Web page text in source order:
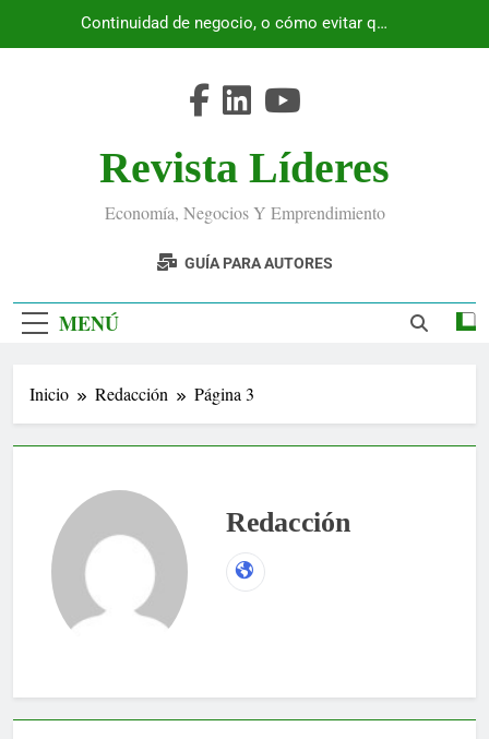
Continuidad de negocio, o cómo evitar que
Revista Líderes
Economía, Negocios Y Emprendimiento
GUÍA PARA AUTORES
MENÚ
Inicio Redacción Página 3
Redacción
Web